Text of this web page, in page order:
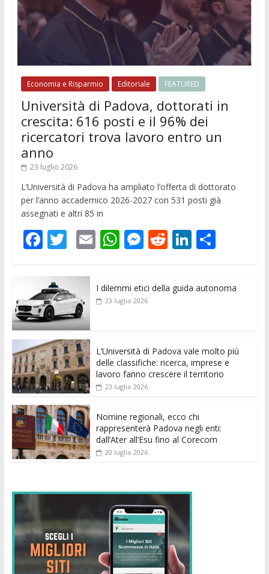
Economia e Risparmio Editoriale FEATURED
Università di Padova, dottorati in
crescita: 616 posti e il 96% dei
ricercatori trova lavoro entro un
anno
23 luglio 2026
L’Università di Padova ha ampliato l’offerta di dottorato
per l’anno accademico 2026-2027 con 531 posti già
assegnati e altri 85 in
F
e
b
o
o
k
T
itt
er
E
ai
l
W
s
p
M
ss
e
er
R
di
Li
e
C
di
I dilemmi etici della guida autonoma
23 luglio 2026
L’Università di Padova vale molto più
delle classifiche: ricerca, imprese e
lavoro fanno crescere il territorio
23 luglio 2026
Nomine regionali, ecco chi
rappresenterà Padova negli enti:
dall’Ater all’Esu fino al Corecom
20 luglio 2026